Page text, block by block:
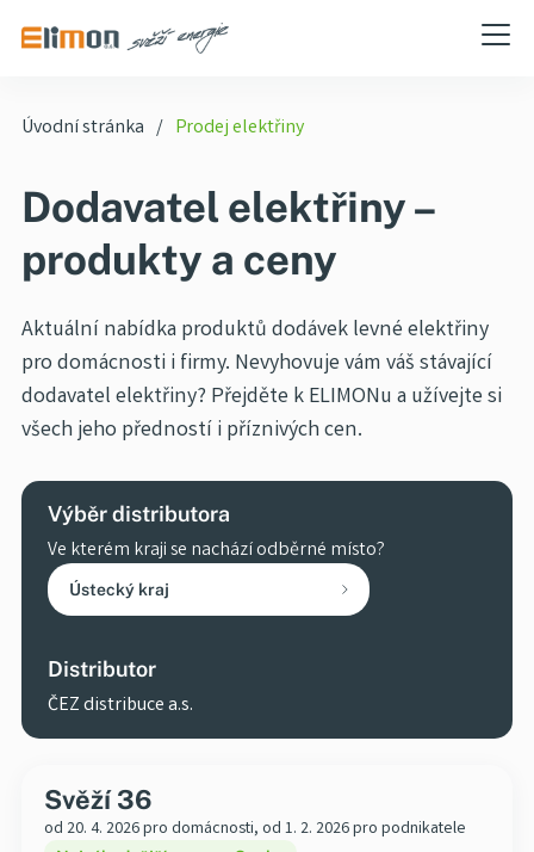
Úvodní stránka Prodej elektřiny
Dodavatel elektřiny –
produkty a ceny
Aktuální nabídka produktů dodávek levné elektřiny
pro domácnosti i firmy. Nevyhovuje vám váš stávající
dodavatel elektřiny? Přejděte k ELIMONu a užívejte si
všech jeho předností i příznivých cen.
Výběr distributora
Ve kterém kraji se nachází odběrné místo?
Distributor
ČEZ distribuce a.s.
Svěží 36
od 20. 4. 2026 pro domácnosti, od 1. 2. 2026 pro podnikatele